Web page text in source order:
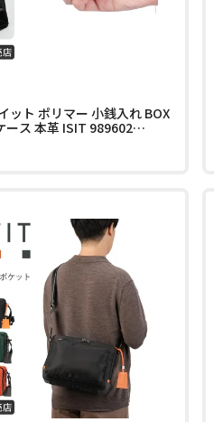
ット ポリマー 小銭入れ BOX
ース 本革 ISIT 989602